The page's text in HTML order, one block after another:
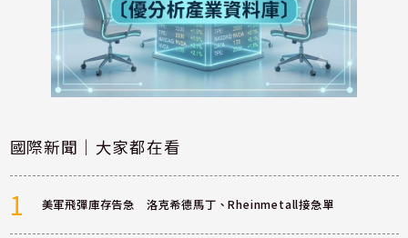
國際新聞｜大家都在看
1 美軍飛彈庫存告急 洛克希德馬丁、Rheinmetall接急單